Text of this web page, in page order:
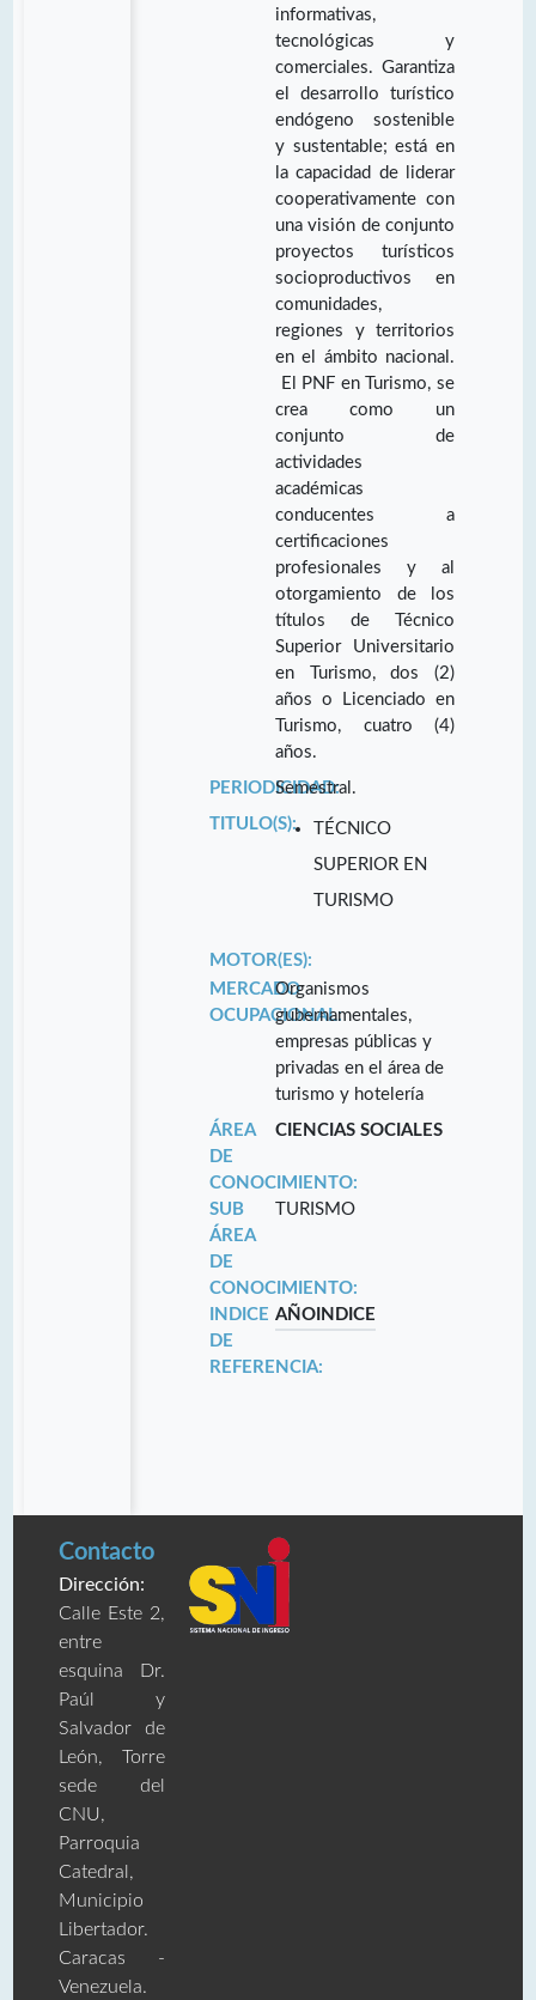
informativas,
tecnológicas y
comerciales. Garantiza
el desarrollo turístico
endógeno sostenible
y sustentable; está en
la capacidad de liderar
cooperativamente con
una visión de conjunto
proyectos turísticos
socioproductivos en
comunidades,
regiones y territorios
en el ámbito nacional.
El PNF en Turismo, se
crea como un
conjunto de
actividades
académicas
conducentes a
certificaciones
profesionales y al
otorgamiento de los
títulos de Técnico
Superior Universitario
en Turismo, dos (2)
años o Licenciado en
Turismo, cuatro (4)
años.
PERIODICIDAD:
Semestral.
TITULO(S):
TÉCNICO
SUPERIOR EN
TURISMO
MOTOR(ES):
MERCADO
OCUPACIONAL:
Organismos
gubernamentales,
empresas públicas y
privadas en el área de
turismo y hotelería
ÁREA
DE
CONOCIMIENTO:
CIENCIAS SOCIALES
SUB
ÁREA
DE
CONOCIMIENTO:
TURISMO
INDICE
DE
REFERENCIA:
AÑO INDICE
Contacto
Dirección:
Calle Este 2,
entre
esquina Dr.
Paúl y
Salvador de
León, Torre
sede del
CNU,
Parroquia
Catedral,
Municipio
Libertador.
Caracas -
Venezuela.